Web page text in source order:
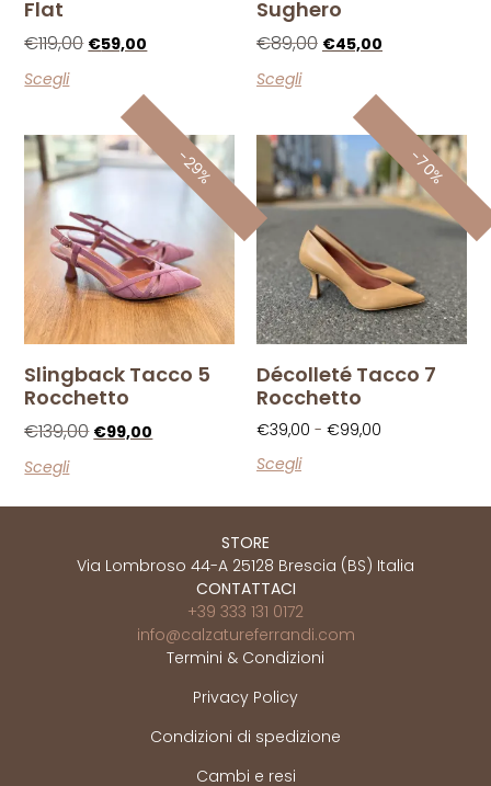
Flat
€119,00 €59,00
Scegli
Sughero
€89,00 €45,00
Scegli
-29%
Slingback Tacco 5
Rocchetto
€139,00 €99,00
Scegli
-70%
Décolleté Tacco 7
Rocchetto
€39,00 - €99,00
Scegli
STORE
Via Lombroso 44-A 25128 Brescia (BS) Italia
CONTATTACI
+39 333 131 0172
info@calzatureferrandi.com
Termini & Condizioni
Privacy Policy
Condizioni di spedizione
Cambi e resi